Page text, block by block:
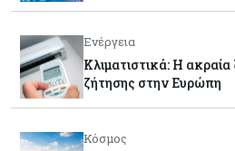
Ενέργεια
Κλιματιστικά: Η
ζήτησης στην Ευρώπη
Κόσμος